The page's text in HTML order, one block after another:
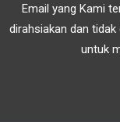
Email yang Kami
dirahsiakan dan tidak
untuk